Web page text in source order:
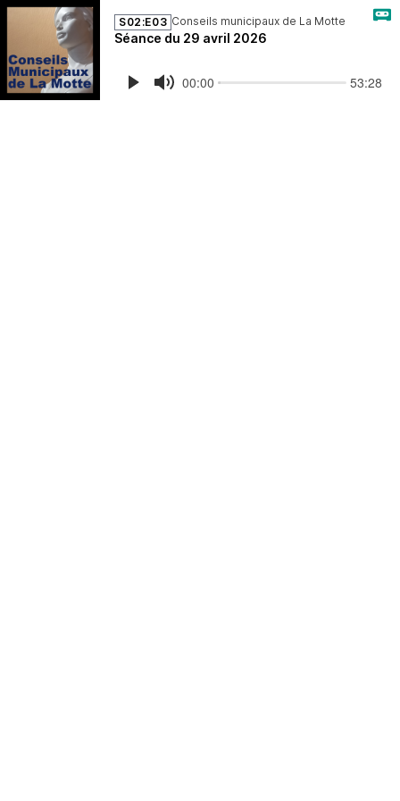
S02:E03 Conseils municipaux de La Motte
Séance du 29 avril 2026